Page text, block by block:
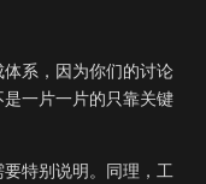
系，因为你们的讨论
一片一片的只靠关键
特别说明。同理，工